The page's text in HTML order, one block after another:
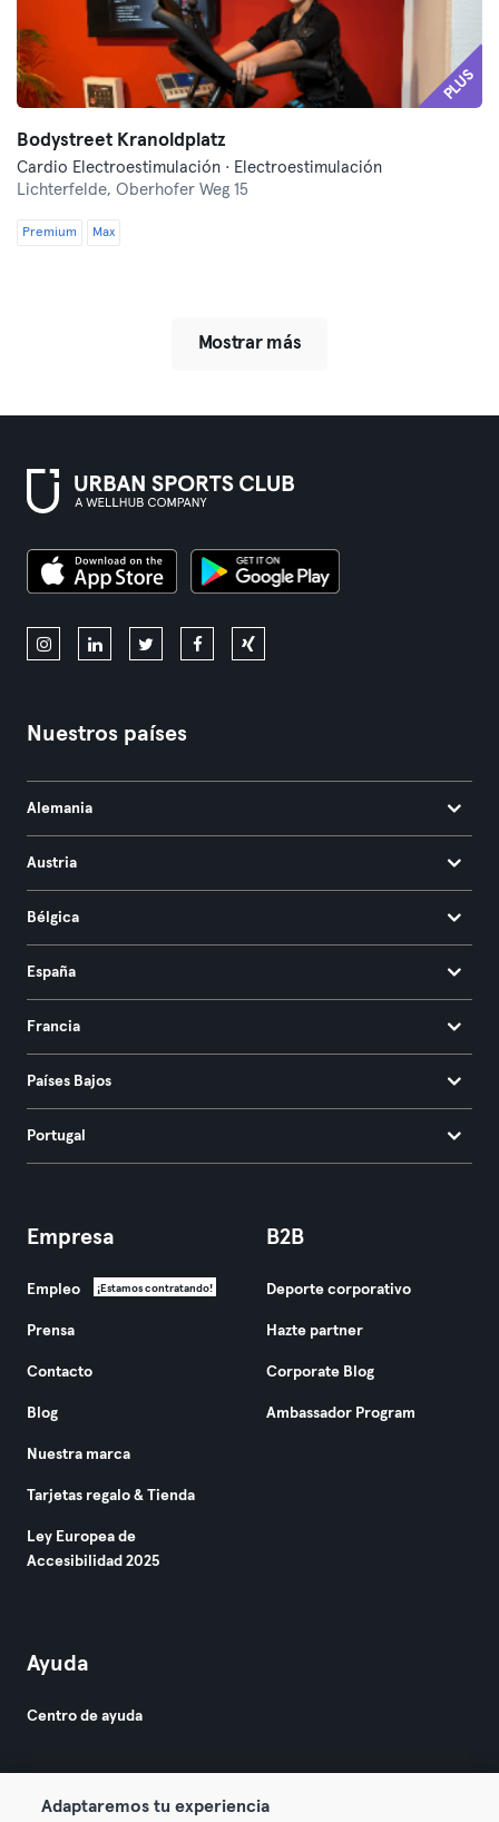
PLUS
Bodystreet Kranoldplatz
Cardio Electroestimulación · Electroestimulación
Lichterfelde, Oberhofer Weg 15
Premium Max
Mostrar más
Nuestros países
Alemania
Austria
Bélgica
España
Francia
Países Bajos
Portugal
Empresa
Empleo ¡Estamos contratando!
Prensa
Contacto
Blog
Nuestra marca
Tarjetas regalo & Tienda
Ley Europea de
Accesibilidad 2025
B2B
Deporte corporativo
Hazte partner
Corporate Blog
Ambassador Program
Ayuda
Centro de ayuda
Adaptaremos tu experiencia